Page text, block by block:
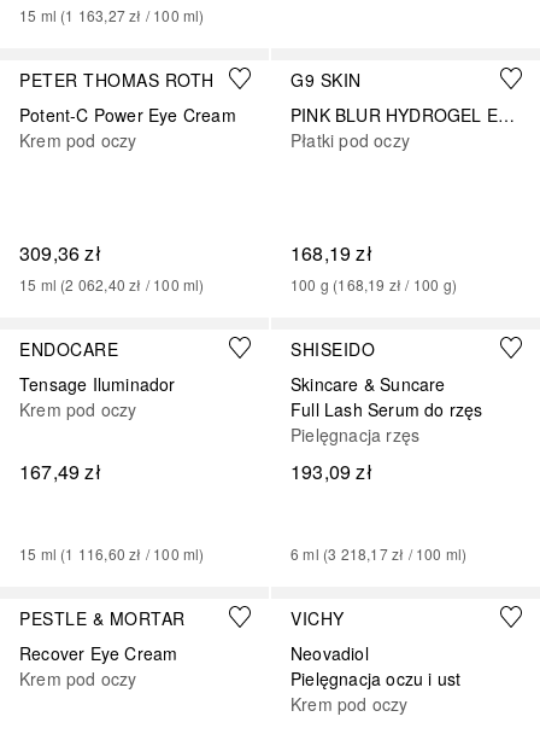
15 ml (1 163,27 zł / 100 ml)
PETER THOMAS ROTH
Potent-C Power Eye Cream
Krem pod oczy
309,36 zł
15 ml (2 062,40 zł / 100 ml)
G9 SKIN
PINK BLUR HYDROGEL EYE PATCH
Płatki pod oczy
168,19 zł
100 g (168,19 zł / 100 g)
ENDOCARE
Tensage Iluminador
Krem pod oczy
167,49 zł
15 ml (1 116,60 zł / 100 ml)
SHISEIDO
Skincare & Suncare
Full Lash Serum do rzęs
Pielęgnacja rzęs
193,09 zł
6 ml (3 218,17 zł / 100 ml)
PESTLE & MORTAR
Recover Eye Cream
Krem pod oczy
VICHY
Neovadiol
Pielęgnacja oczu i ust
Krem pod oczy